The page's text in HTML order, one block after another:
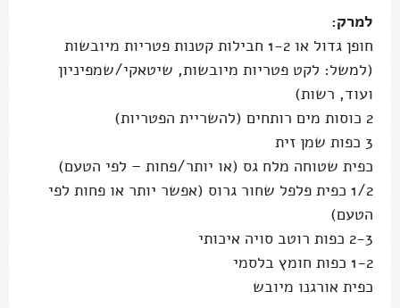
למרק:
חופן גדול או 1-2 חבילות קטנות פטריות מיובשות
(למשל: לקט פטריות מיובשות, שיטאקי/שמפיניון
ועוד, רשות)
2 כוסות מים רותחים (להשריית הפטריות)
3 כפות שמן זית
כפית שטוחה מלח גס (או יותר/פחות – לפי הטעם)
1/2 כפית פלפל שחור גרוס (אפשר יותר או פחות לפי
הטעם)
2-3 כפות רוטב סויה איכותי
1-2 כפות חומץ בלסמי
כפית אורגנו מיובש